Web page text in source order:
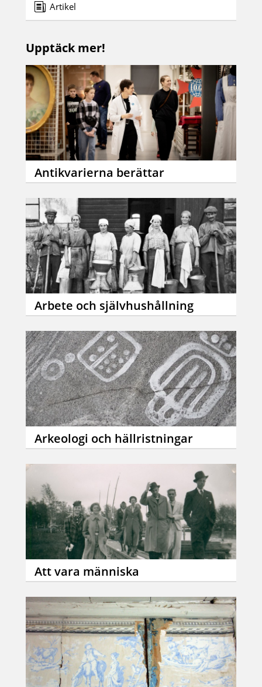
Artikel
Upptäck mer!
Antikvarierna berättar
Arbete och självhushållning
Arkeologi och hällristningar
Att vara människa